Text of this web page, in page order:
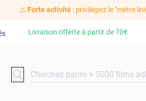
⚠️ Forte activité: privilégiez le "mètre
Livraison offerte à partir de70€